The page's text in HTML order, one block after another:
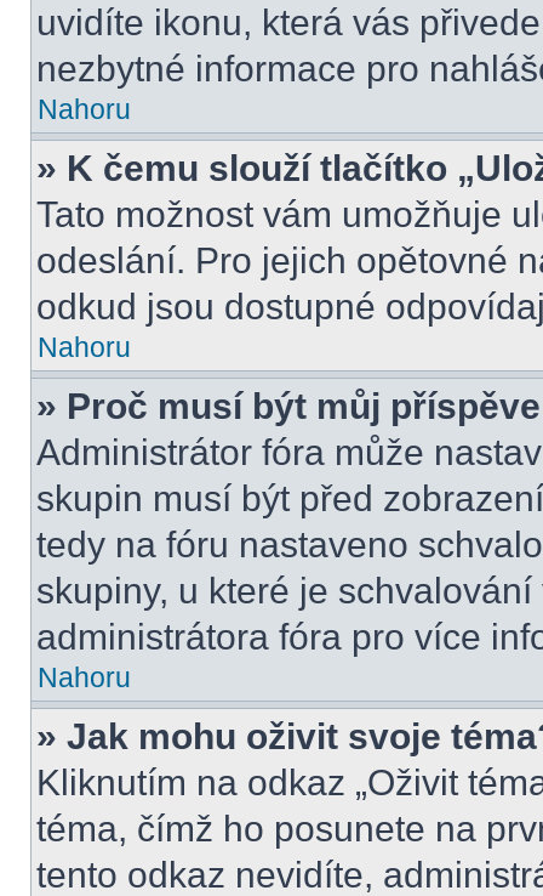
uvidíte ikonu, která vás
nezbytné informace pro
Nahoru
» K čemu slouží tlačítko
Tato možnost vám umožňuje
odeslání. Pro jejich opětovné
odkud jsou dostupné
Nahoru
» Proč musí být můj
Administrátor fóra může
skupin musí být před
tedy na fóru nastaveno
skupiny, u které je
administrátora fóra pro více
Nahoru
» Jak mohu oživit svoje
Kliknutím na odkaz „Oživit
téma, čímž ho posunete na
tento odkaz nevidíte,